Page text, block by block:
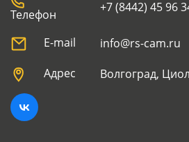
Телефон +7 (8442) 45 96
E-mail
info@rs-cam.ru
Адрес
Волгоград,